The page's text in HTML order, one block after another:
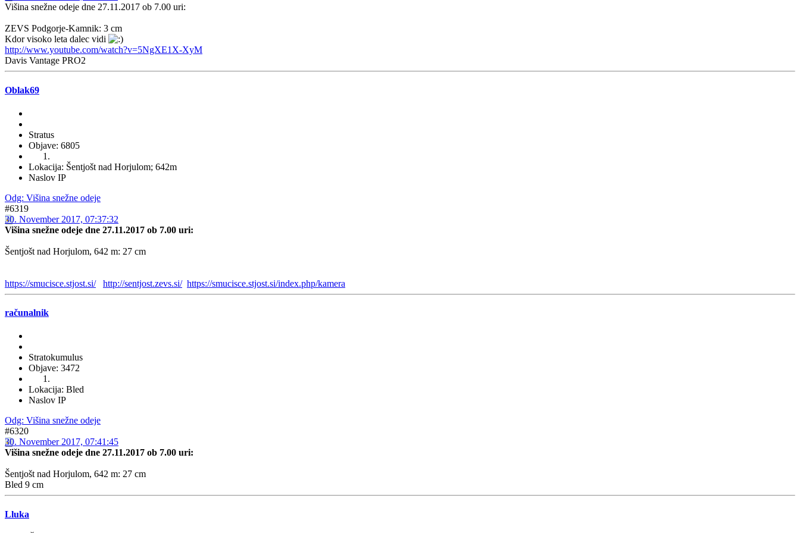
Višina snežne odeje dne 27.11.2017 ob 7.00 uri:
ZEVS Podgorje-Kamnik: 3 cm
Kdor visoko leta dalec vidi
http://www.youtube.com/watch?v=5NgXE1X-XyM
Davis Vantage PRO2
Oblak69
Stratus
Objave: 6805
Lokacija: Šentjošt nad Horjulom; 642m
Naslov IP
Odg: Višina snežne odeje
#6319
30. November 2017, 07:37:32
Višina snežne odeje dne 27.11.2017 ob 7.00 uri:
Šentjošt nad Horjulom, 642 m: 27 cm
https://smucisce.stjost.si/ http://sentjost.zevs.si/ https://smucisce.stjost.si/index.php/kamera
računalnik
Stratokumulus
Objave: 3472
Lokacija: Bled
Naslov IP
Odg: Višina snežne odeje
#6320
30. November 2017, 07:41:45
Višina snežne odeje dne 27.11.2017 ob 7.00 uri:
Šentjošt nad Horjulom, 642 m: 27 cm
Bled 9 cm
Lluka